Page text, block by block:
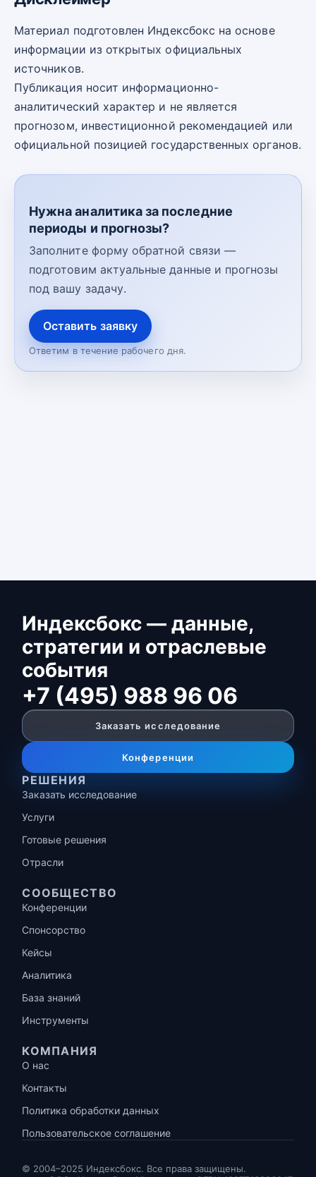
Материал подготовлен Индексбокс на основе
информации из открытых официальных
источников.
Публикация носит информационно-
аналитический характер и не является
прогнозом, инвестиционной рекомендацией или
официальной позицией государственных органов.
Нужна аналитика за последние
периоды и прогнозы?
Заполните форму обратной связи —
подготовим актуальные данные и прогнозы
под вашу задачу.
Оставить заявку
Ответим в течение рабочего дня.
Индексбокс — данные,
стратегии и отраслевые
события
+7 (495) 988 96 06
Заказать исследование
Конференции
РЕШЕНИЯ
Заказать исследование
Услуги
Готовые решения
Отрасли
СООБЩЕСТВО
Конференции
Спонсорство
Кейсы
Аналитика
База знаний
Инструменты
КОМПАНИЯ
О нас
Контакты
Политика обработки данных
Пользовательское соглашение
© 2004–2025 Индексбокс. Все права защищены.